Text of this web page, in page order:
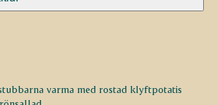
varma med rostad klyftpotatis